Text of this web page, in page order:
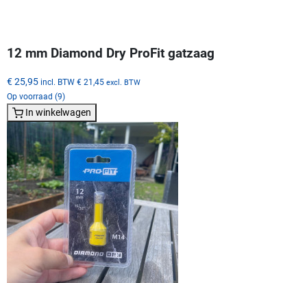
12 mm Diamond Dry ProFit gatzaag
€ 25,95 incl. BTW € 21,45 excl. BTW
Op voorraad (9)
In winkelwagen